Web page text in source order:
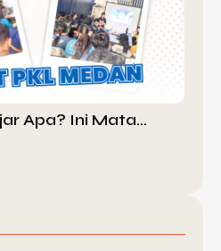
Apa? Ini Mata…